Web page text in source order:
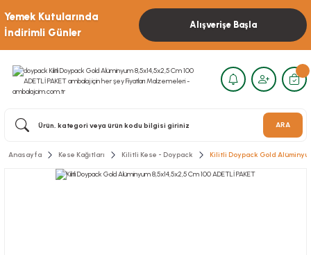
Yemek Kutularında
İndirimli Günler
Alışverişe Başla
ARA
Anasayfa Kese Kağıtları Kilitli Kese - Doypack Kilitli Doypack Gold